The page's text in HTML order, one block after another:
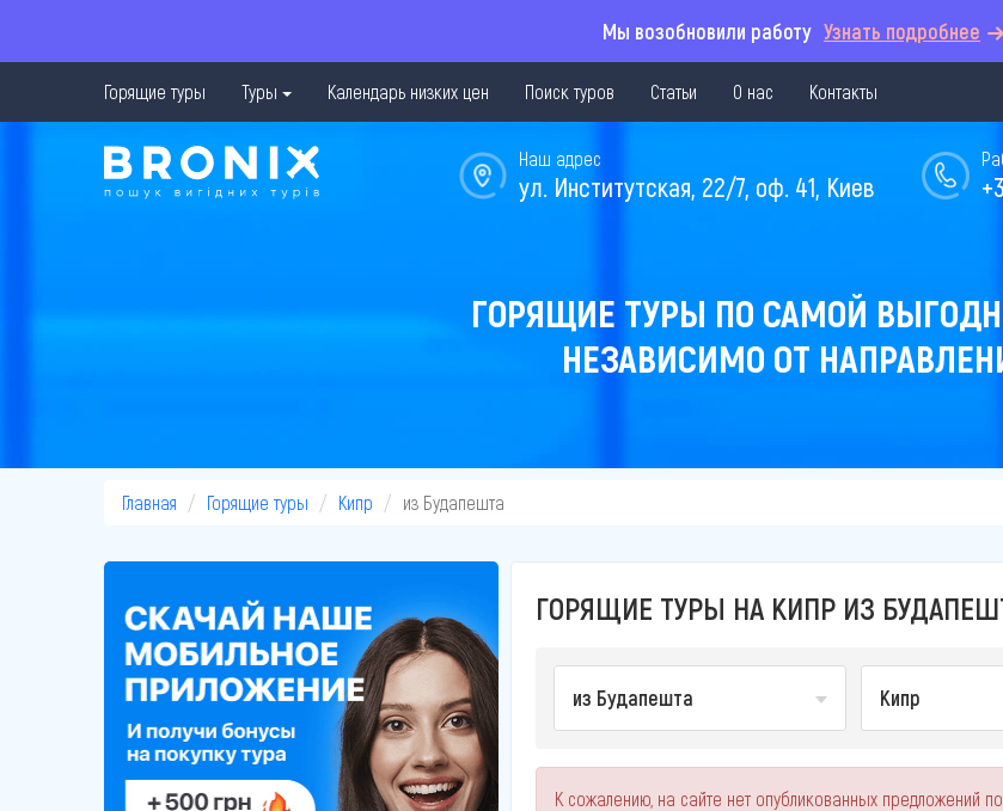
Мы возобновили работу Узнать подробнее
Горящие туры Туры Календарь низких цен Поиск туров Статьи О нас Контакты
Наш адрес
ул. Институтская, 22/7, оф. 41, Киев
ГОРЯЩИЕ ТУРЫ ПО САМОЙ
НЕЗАВИСИМО ОТ
Главная Горящие туры Кипр из Будапешта
ГОРЯЩИЕ ТУРЫ НА КИПР ИЗ
из Будапешта Кипр
К сожалению, на сайте нет опубликованных предложений